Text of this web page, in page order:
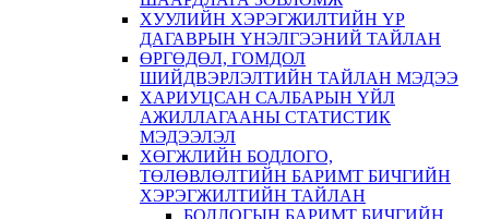
ХУУЛИЙН ХЭРЭГЖИЛТИЙН ҮР
ДАГАВРЫН ҮНЭЛГЭЭНИЙ ТАЙЛАН
ӨРГӨДӨЛ, ГОМДОЛ
ШИЙДВЭРЛЭЛТИЙН ТАЙЛАН МЭДЭЭ
ХАРИУЦСАН САЛБАРЫН ҮЙЛ
АЖИЛЛАГААНЫ СТАТИСТИК
МЭДЭЭЛЭЛ
ХӨГЖЛИЙН БОДЛОГО,
ТӨЛӨВЛӨЛТИЙН БАРИМТ БИЧГИЙН
ХЭРЭГЖИЛТИЙН ТАЙЛАН
БОДЛОГЫН БАРИМТ БИЧГИЙН